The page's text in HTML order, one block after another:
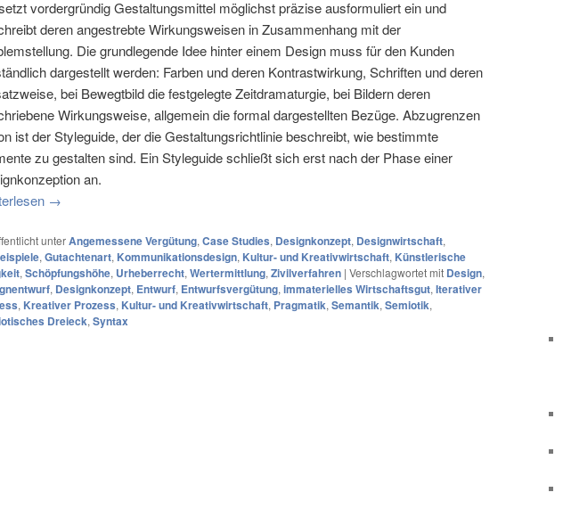
vordergründig Gestaltungsmittel möglichst präzise ausformuliert ein und
deren angestrebte Wirkungsweisen in Zusammenhang mit der
Die grundlegende Idee hinter einem Design muss für den Kunden
dargestellt werden: Farben und deren Kontrastwirkung, Schriften und deren
bei Bewegtbild die festgelegte Zeitdramaturgie, bei Bildern deren
Wirkungsweise, allgemein die formal dargestellten Bezüge. Abzugrenzen
ist der Styleguide, der die Gestaltungsrichtlinie beschreibt, wie bestimmte
zu gestalten sind. Ein Styleguide schließt sich erst nach der Phase einer
an.
→
unterAngemessene Vergütung, Case Studies, Designkonzept, Designwirtschaft,
, Gutachtenart, Kommunikationsdesign, Kultur- und Kreativwirtschaft, Künstlerische
, Schöpfungshöhe, Urheberrecht, Wertermittlung, Zivilverfahren | Verschlagwortet mit Design,
, Designkonzept, Entwurf, Entwurfsvergütung, immaterielles Wirtschaftsgut, Iterativer
, Kreativer Prozess, Kultur- und Kreativwirtschaft, Pragmatik, Semantik, Semiotik,
Dreieck, Syntax